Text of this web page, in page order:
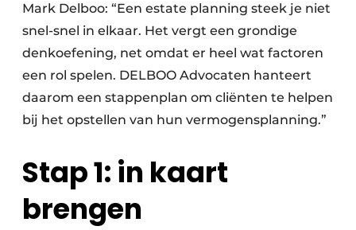
Mark Delboo: “Een estate planning steek je niet
snel-snel in elkaar. Het vergt een grondige
denkoefening, net omdat er heel wat factoren
een rol spelen. DELBOO Advocaten hanteert
daarom een stappenplan om cliënten te helpen
bij het opstellen van hun vermogensplanning.”
Stap 1: in kaart
brengen